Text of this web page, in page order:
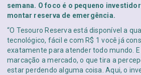
semana. O foco é o pequeno
montar reserva de emergência.
“O Tesouro Reserva está disponível a
tecnológico, fácil e com R$ 1 você já
exatamente para atender todo mundo.
marcação a mercado, o que tira a
estar perdendo alguma coisa. Aqui, o